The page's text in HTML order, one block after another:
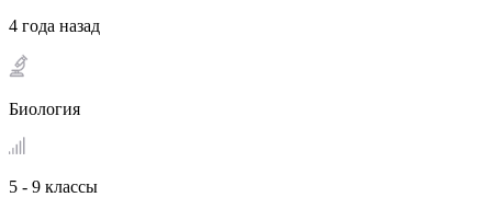
4 года назад
Биология
5 - 9 классы